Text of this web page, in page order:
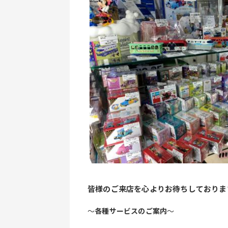
皆様のご来店を心よりお待ちしており
～各種サービスのご案内～